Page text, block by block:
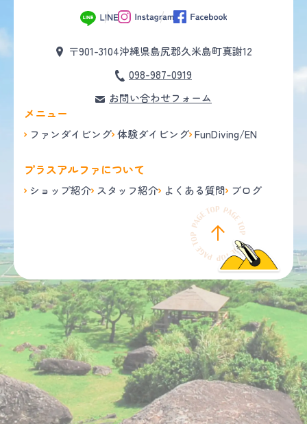
〒901-3104沖縄県島尻郡久米島町真謝12
098-987-0919
お問い合わせフォーム
メニュー
ファンダイビング 体験ダイビング FunDiving/EN
プラスアルファについて
ショップ紹介 スタッフ紹介 よくある質問 ブログ